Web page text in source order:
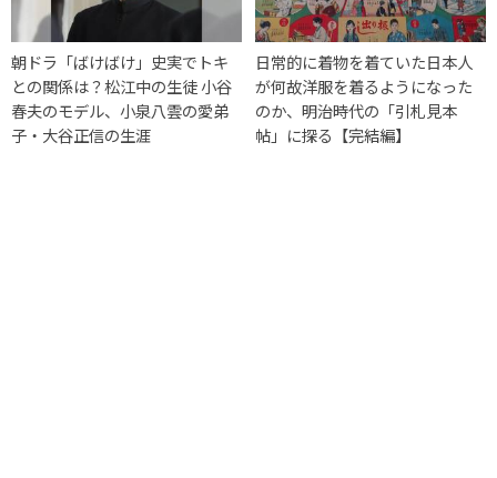
朝ドラ「ばけばけ」史実でトキ
との関係は？松江中の生徒 小谷
春夫のモデル、小泉八雲の愛弟
子・大谷正信の生涯
日常的に着物を着ていた日本人
が何故洋服を着るようになった
のか、明治時代の「引札見本
帖」に探る【完結編】